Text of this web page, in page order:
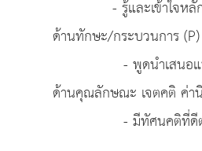
- รู้และเข้าใจหลั
ด้านทักษะ/กระบวนการ (P)
- พูดนำเสนอแนวเ
ด้านคุณลักษณะ เจตคติ ค่า
- มีทัศนคติที่ดีต่อการ